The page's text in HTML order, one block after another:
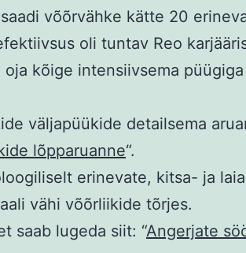
võõrvähke kätte 20
oli tuntav Reo
oja kõige intensiivsema
väljapüükide detailsema
lõpparuanne“.
erinevate, kitsa- ja
vähi võõrliikide tõrjes.
saab lugeda siit: “Angerjate